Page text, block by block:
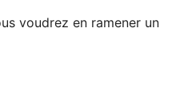
voudrez en ramener un